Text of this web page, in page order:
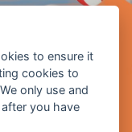
to ensure it
cookies to
only use and
you have